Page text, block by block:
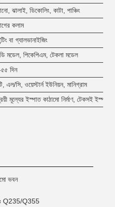
ঝালাই, ডিকোলিং, কাটা, পাঞ্চিং
কলাম
বা গ্যালভানাইজিং
মডেল, পিকেপিএম, টেকলা মডেল
দিন
এল/সি, ওয়েস্টার্ন ইউনিয়ন, মানিগ্রাম
মূল্যের ইস্পাত কাঠামো নির্মাণ, টেকসই ইস্পাত
ভবন
Q235/Q355